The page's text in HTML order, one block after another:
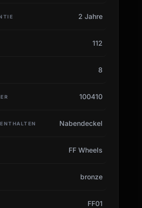
2 Jahre
112
8
100410
Nabendeckel
FF Wheels
bronze
FF01